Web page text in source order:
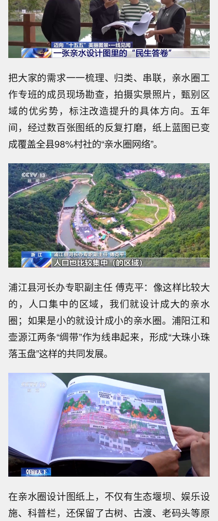
把大家的需求一一梳理、归类、串联，亲水圈工
作专班的成员现场勘查，拍摄实景照片，甄别区
域的优劣势，标注改造提升的具体方向。五年
间，经过数百张图纸的反复打磨，纸上蓝图已变
成覆盖全县98%村社的“亲水圈网络”。
浦江县河长办专职副主任 傅克平：像这样比较大
的，人口集中的区域，我们就设计成大的亲水
圈；如果是小的就设计成小的亲水圈。浦阳江和
壶源江两条“绸带”作为线串起来，形成“大珠小珠
落玉盘”这样的共同发展。
在亲水圈设计图纸上，不仅有生态堰坝、娱乐设
施、科普栏，还保留了古树、古渡、老码头等原